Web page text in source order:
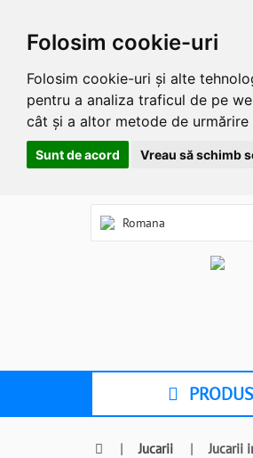
Folosim cookie-uri
Folosim cookie-uri și alte
pentru a analiza traficul de pe
cât și a altor metode de urmărire
Sunt de acord Vreau să schimb
Romana
| Jucarii | Jucarii